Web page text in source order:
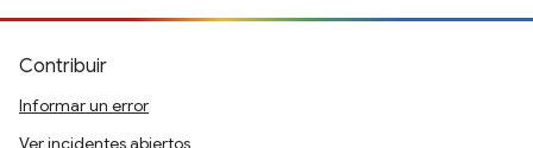
Contribuir
Informar un error
Ver incidentes abiertos